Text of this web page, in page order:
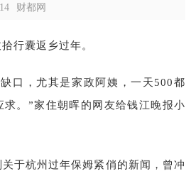
财都网
行囊返乡过年。
口，尤其是家政阿姨，一天500都
。”家住朝晖的网友给钱江晚报小
于杭州过年保姆紧俏的新闻，曾冲